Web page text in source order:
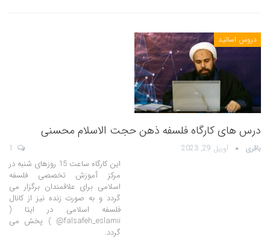
دروس اساتید
درس های کارگاه فلسفه ذهن حجت الاسلام محسنی
باقری آوریل 29, 2023
این کارگاه ساعت 15 روزهای شنبه در
مرکز آموزش تخصصی فلسفه
اسلامی برای علاقمندان برگزار می
گردد و به صورت زنده نیز از کانال
فلسفه اسلامی در ایتا (
falsafeh_eslamii@ ) پخش می
گردد.